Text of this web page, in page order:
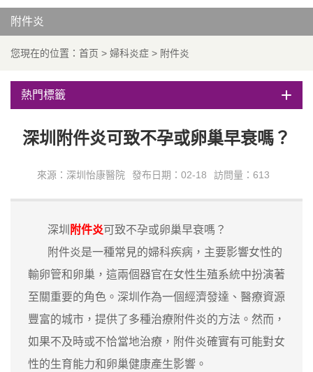
附件炎
您現在的位置： 首页 > 婦科炎症 > 附件炎
熱門標籤
深圳附件炎可致不孕或卵巢早衰嗎？
來源：深圳怡康醫院 發布日期：02-18 訪問量：613
深圳 附件炎可致不孕或卵巢早衰嗎？
附件炎是一種常見的婦科疾病，主要影響女性的
輸卵管和卵巢，這兩個器官在女性生殖系統中扮演著
至關重要的角色。深圳作為一個經濟發達、醫療資源
豐富的城市，提供了多種治療附件炎的方法。然而，
如果不及時或不恰當地治療，附件炎確實有可能對女
性的生育能力和卵巢健康產生影響。